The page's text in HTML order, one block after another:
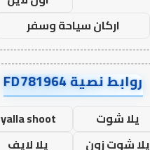
اركان سياحة وسفر
روابط نصية FD781964
يلا شوت
yalla shoot
يلا شوت زون
يلا لايف